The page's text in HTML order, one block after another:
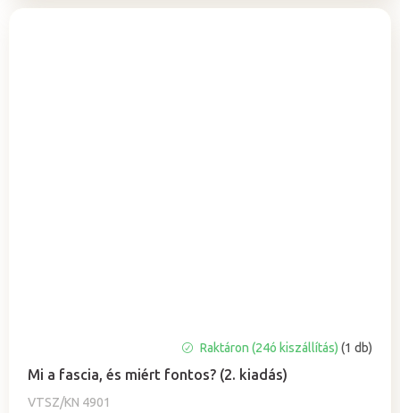
Mi a fascia, és miért fontos? (2. kiadás)
VTSZ/KN 4901
Raktáron (24ó kiszállítás) (1 db)